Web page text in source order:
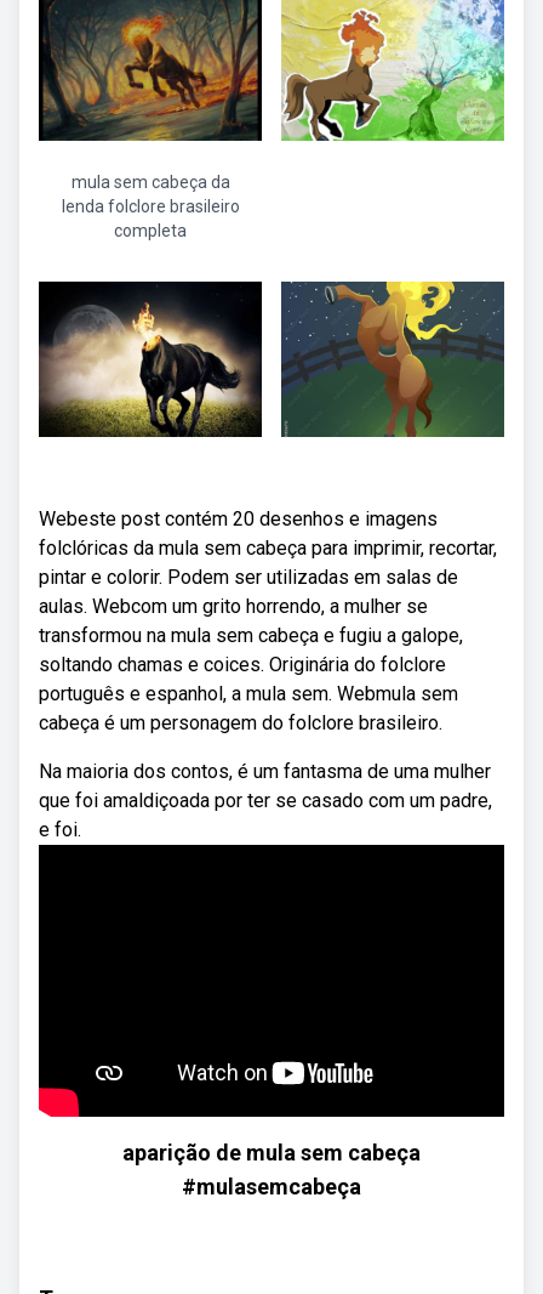
mula sem cabeça da
lenda folclore brasileiro
completa
Webeste post contém 20 desenhos e imagens
folclóricas da mula sem cabeça para imprimir, recortar,
pintar e colorir. Podem ser utilizadas em salas de
aulas. Webcom um grito horrendo, a mulher se
transformou na mula sem cabeça e fugiu a galope,
soltando chamas e coices. Originária do folclore
português e espanhol, a mula sem. Webmula sem
cabeça é um personagem do folclore brasileiro.
Na maioria dos contos, é um fantasma de uma mulher
que foi amaldiçoada por ter se casado com um padre,
e foi.
aparição de mula sem cabeça
#mulasemcabeça